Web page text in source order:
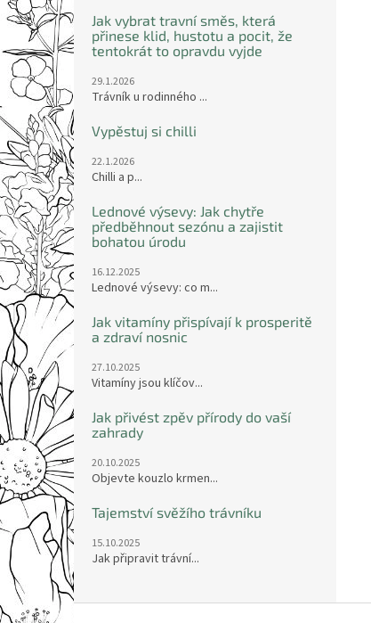
Jak vybrat travní směs, která
přinese klid, hustotu a pocit, že
tentokrát to opravdu vyjde
29.1.2026
Trávník u rodinného ...
Vypěstuj si chilli
22.1.2026
Chilli a p...
Lednové výsevy: Jak chytře
předběhnout sezónu a zajistit
bohatou úrodu
16.12.2025
Lednové výsevy: co m...
Jak vitamíny přispívají k prosperitě
a zdraví nosnic
27.10.2025
Vitamíny jsou klíčov...
Jak přivést zpěv přírody do vaší
zahrady
20.10.2025
Objevte kouzlo krmen...
Tajemství svěžího trávníku
15.10.2025
Jak připravit trávní...
Z